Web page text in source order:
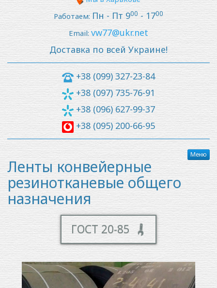
Работаем: Пн - Пт 900 - 1700
Email: vw77@ukr.net
Доставка по всей Украине!
+38 (099) 327-23-84
+38 (097) 735-76-91
+38 (096) 627-99-37
+38 (095) 200-66-95
Меню
Ленты конвейерные
резинотканевые общего
назначения
ГОСТ 20-85